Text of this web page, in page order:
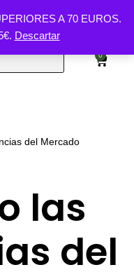
A 70 EUROS.
Descartar
0
del Mercado
las
del